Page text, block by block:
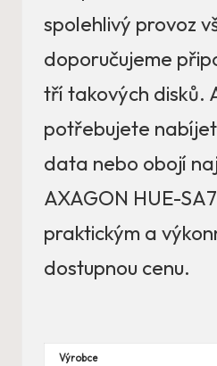
spolehlivý provoz
doporučujeme
tří takových disků.
potřebujete
data nebo obojí
AXAGON HUE-
praktickým a
dostupnou cenu.
Výrobce